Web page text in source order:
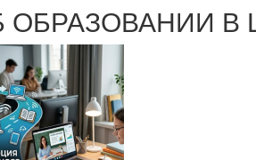
ОБРАЗОВАНИИ В